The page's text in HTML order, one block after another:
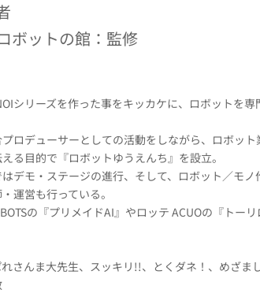
ボットの館：監修
シリーズを作った事をキッカケに、ロボットを
ロデューサーとしての活動をしながら、ロボッ
る目的で『ロボットゆうえんち』を設立。
デモ・ステージの進行、そして、ロボット／モノ
運営も行っている。
の『プリメイドAI』やロッテ ACUOの『トーリ
さんま大先生、スッキリ!!、とくダネ！、めざま